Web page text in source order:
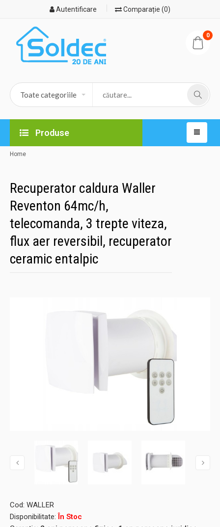
Autentificare Comparație (0)
0
Produse
Home
Recuperator caldura Waller
Reventon 64mc/h,
telecomanda, 3 trepte viteza,
flux aer reversibil, recuperator
ceramic entalpic
Cod: WALLER
Disponibilitate: În Stoc